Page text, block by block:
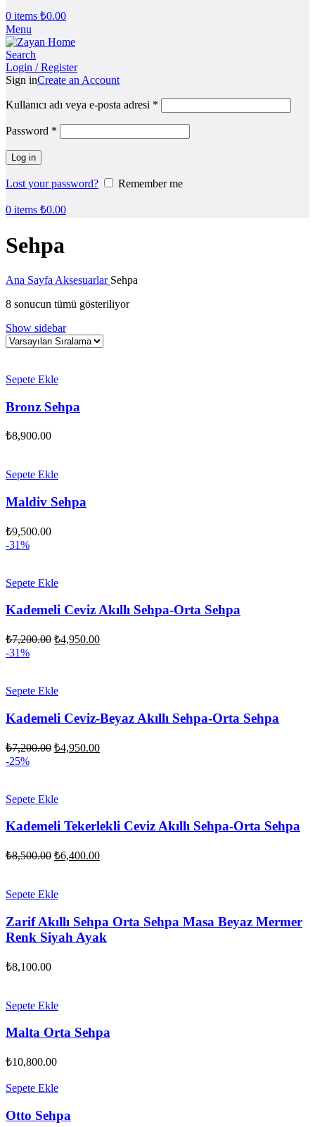
0 items ₺0.00
Menu
Search
Login / Register
Sign inCreate an Account
Kullanıcı adı veya e-posta adresi *
Password *
Log in
Lost your password? Remember me
0 items ₺0.00
Sehpa
Ana Sayfa Aksesuarlar Sehpa
8 sonucun tümü gösteriliyor
Show sidebar
Sepete Ekle
Bronz Sehpa
₺8,900.00
Sepete Ekle
Maldiv Sehpa
₺9,500.00
-31%
Sepete Ekle
Kademeli Ceviz Akıllı Sehpa-Orta Sehpa
₺7,200.00 Orijinal
₺4,950.00Şu
-31%
Sepete Ekle
Kademeli Ceviz-Beyaz Akıllı Sehpa-Orta Sehpa
₺7,200.00 Orijinal
₺4,950.00Şu
-25%
Sepete Ekle
Kademeli Tekerlekli Ceviz Akıllı Sehpa-Orta Sehpa
₺8,500.00 Orijinal
₺6,400.00Şu
Sepete Ekle
Zarif Akıllı Sehpa Orta Sehpa Masa Beyaz Mermer
Renk Siyah Ayak
₺8,100.00
Sepete Ekle
Malta Orta Sehpa
₺10,800.00
Sepete Ekle
Otto Sehpa